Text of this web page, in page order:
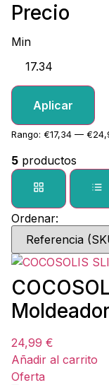
Precio
Min
Aplicar
Rango: €17,34 —
5 productos
Ordenar:
24,99 €
Añadir al carrito
Oferta